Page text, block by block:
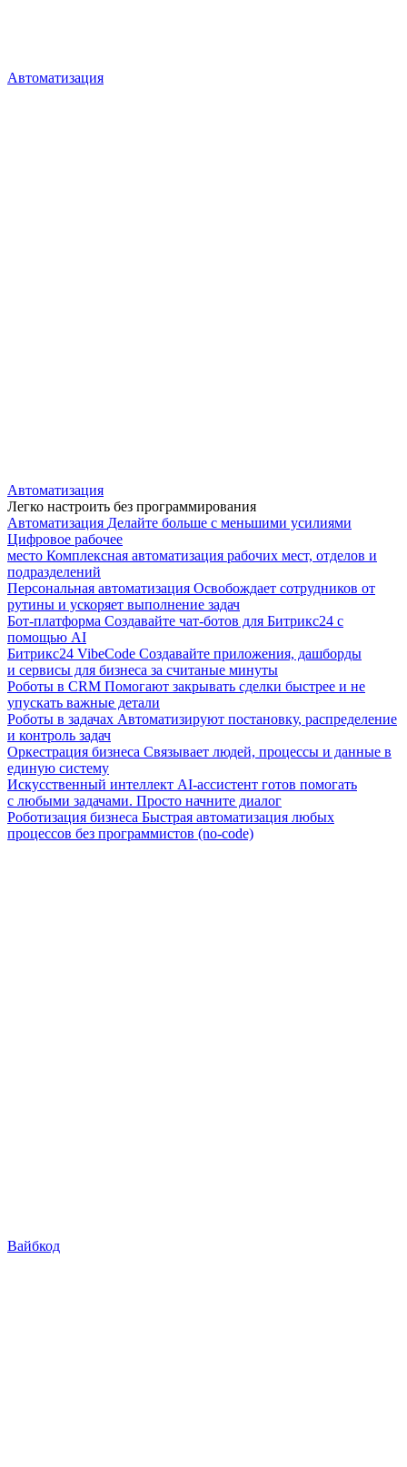
Автоматизация
Автоматизация
Легко настроить без программирования
Автоматизация Делайте больше с меньшими усилиями
Цифровое рабочее
место Комплексная автоматизация рабочих мест, отделов и
подразделений
Персональная автоматизация Освобождает сотрудников от
рутины и ускоряет выполнение задач
Бот-платформа Создавайте чат-ботов для Битрикс24 с
помощью AI
Битрикс24 VibeCode Создавайте приложения, дашборды
и сервисы для бизнеса за считаные минуты
Роботы в CRM Помогают закрывать сделки быстрее и не
упускать важные детали
Роботы в задачах Автоматизируют постановку, распределение
и контроль задач
Оркестрация бизнеса Связывает людей, процессы и данные в
единую систему
Искусственный интеллект AI-ассистент готов помогать
с любыми задачами. Просто начните диалог
Роботизация бизнеса Быстрая автоматизация любых
процессов без программистов (no-code)
Вайбкод